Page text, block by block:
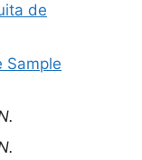
de
Sample